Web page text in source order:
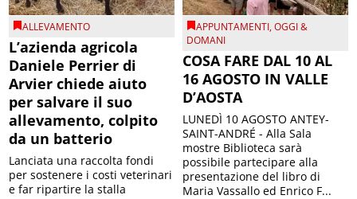
ALLEVAMENTO
L’azienda agricola
Daniele Perrier di
Arvier chiede aiuto
per salvare il suo
allevamento, colpito
da un batterio
Lanciata una raccolta fondi
per sostenere i costi veterinari
e far ripartire la stalla
APPUNTAMENTI,OGGI &
DOMANI
COSA FARE DAL 10 AL
16 AGOSTO IN VALLE
D’AOSTA
LUNEDÌ 10 AGOSTO ANTEY-
SAINT-ANDRÉ - Alla Sala
mostre Biblioteca sarà
possibile partecipare alla
presentazione del libro di
Maria Vassallo ed Enrico F...